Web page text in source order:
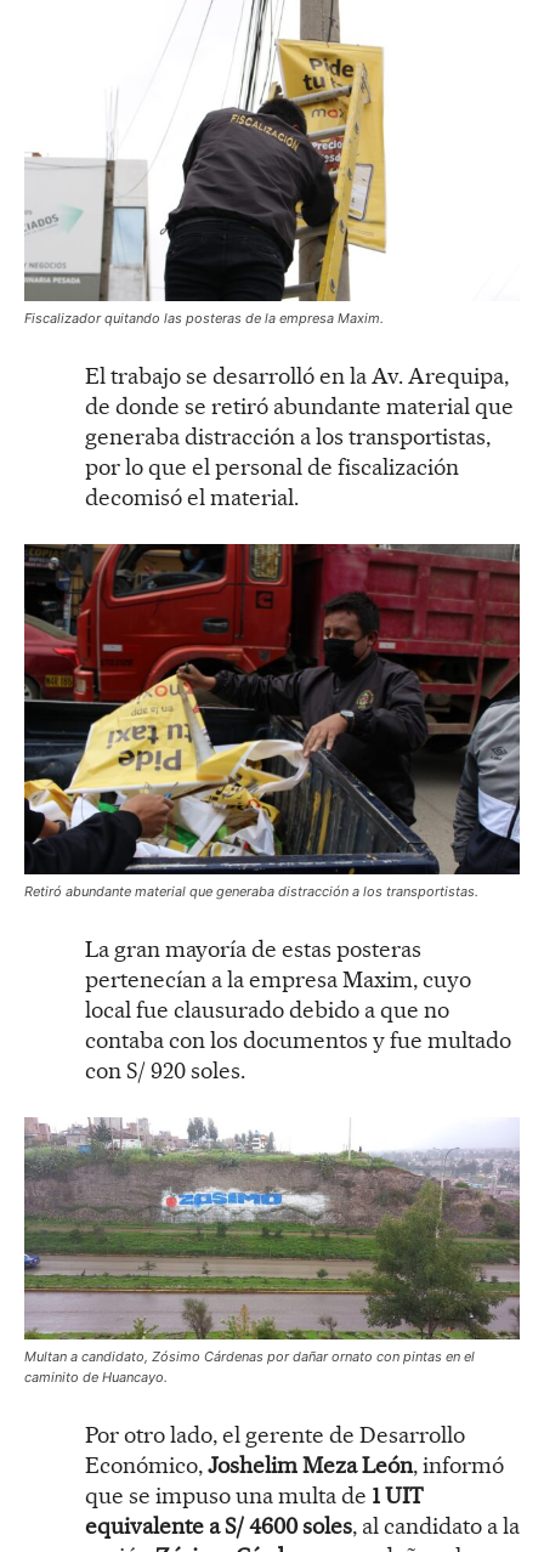
Fiscalizador quitando las posteras de la empresa Maxim.
El trabajo se desarrolló en la Av. Arequipa,
de donde se retiró abundante material que
generaba distracción a los transportistas,
por lo que el personal de fiscalización
decomisó el material.
Retiró abundante material que generaba distracción a los transportistas.
La gran mayoría de estas posteras
pertenecían a la empresa Maxim, cuyo
local fue clausurado debido a que no
contaba con los documentos y fue multado
con S/ 920 soles.
Multan a candidato, Zósimo Cárdenas por dañar ornato con pintas en el
caminito de Huancayo.
Por otro lado, el gerente de Desarrollo
Económico,Joshelim Meza León, informó
que se impuso una multa de 1 UIT
equivalente a S/ 4600 soles, al candidato a la